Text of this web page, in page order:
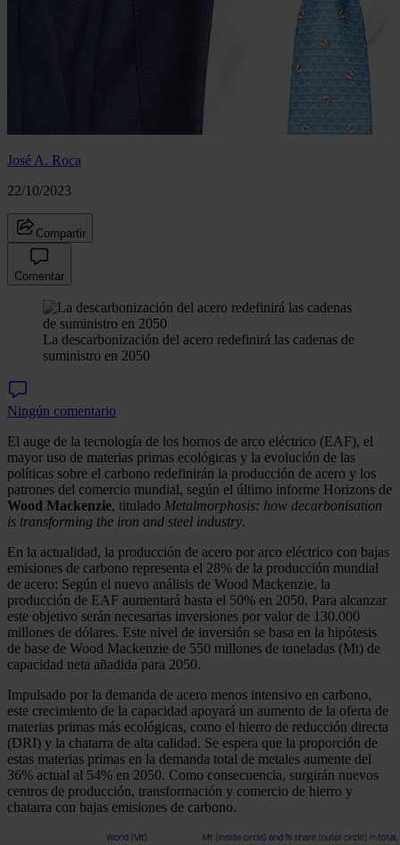
José A. Roca
22/10/2023
Compartir
Comentar
La descarbonización del acero redefinirá las cadenas de
suministro en 2050
Ningún comentario
El auge de la tecnología de los hornos de arco eléctrico (EAF), el
mayor uso de materias primas ecológicas y la evolución de las
políticas sobre el carbono redefinirán la producción de acero y los
patrones del comercio mundial, según el último informe Horizons de
Wood Mackenzie, titulado Metalmorphosis: how decarbonisation
is transforming the iron and steel industry.
En la actualidad, la producción de acero por arco eléctrico con bajas
emisiones de carbono representa el 28% de la producción mundial
de acero: Según el nuevo análisis de Wood Mackenzie, la
producción de EAF aumentará hasta el 50% en 2050. Para alcanzar
este objetivo serán necesarias inversiones por valor de 130.000
millones de dólares. Este nivel de inversión se basa en la hipótesis
de base de Wood Mackenzie de 550 millones de toneladas (Mt) de
capacidad neta añadida para 2050.
Impulsado por la demanda de acero menos intensivo en carbono,
este crecimiento de la capacidad apoyará un aumento de la oferta de
materias primas más ecológicas, como el hierro de reducción directa
(DRI) y la chatarra de alta calidad. Se espera que la proporción de
estas materias primas en la demanda total de metales aumente del
36% actual al 54% en 2050. Como consecuencia, surgirán nuevos
centros de producción, transformación y comercio de hierro y
chatarra con bajas emisiones de carbono.